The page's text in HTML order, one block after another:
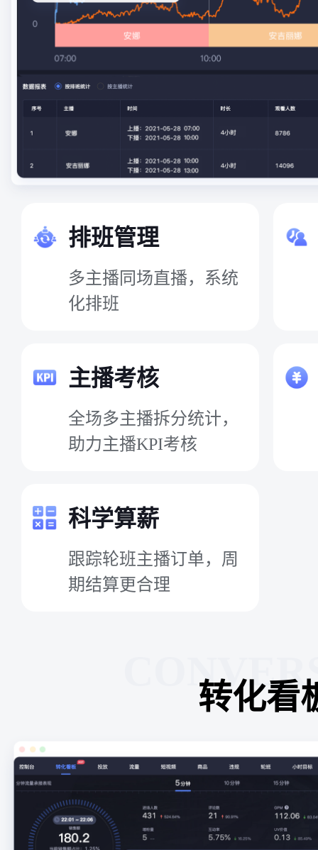
排班管理
多主播同场直播，系统
化排班
主播考核
全场多主播拆分统计，
助力主播KPI考核
科学算薪
跟踪轮班主播订单，周
期结算更合理
转化看